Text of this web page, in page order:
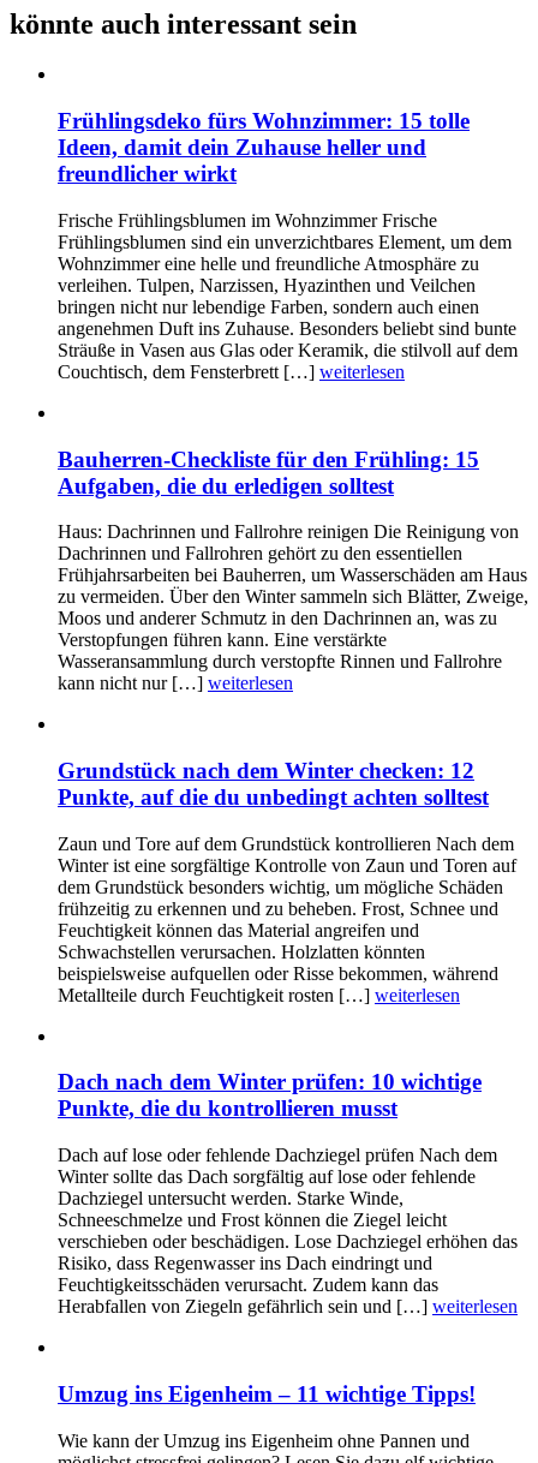
könnte auch interessant sein
Frühlingsdeko fürs Wohnzimmer: 15 tolle
Ideen, damit dein Zuhause heller und
freundlicher wirkt
Frische Frühlingsblumen im Wohnzimmer Frische
Frühlingsblumen sind ein unverzichtbares Element, um dem
Wohnzimmer eine helle und freundliche Atmosphäre zu
verleihen. Tulpen, Narzissen, Hyazinthen und Veilchen
bringen nicht nur lebendige Farben, sondern auch einen
angenehmen Duft ins Zuhause. Besonders beliebt sind bunte
Sträuße in Vasen aus Glas oder Keramik, die stilvoll auf dem
Couchtisch, dem Fensterbrett […] weiterlesen
Bauherren-Checkliste für den Frühling: 15
Aufgaben, die du erledigen solltest
Haus: Dachrinnen und Fallrohre reinigen Die Reinigung von
Dachrinnen und Fallrohren gehört zu den essentiellen
Frühjahrsarbeiten bei Bauherren, um Wasserschäden am Haus
zu vermeiden. Über den Winter sammeln sich Blätter, Zweige,
Moos und anderer Schmutz in den Dachrinnen an, was zu
Verstopfungen führen kann. Eine verstärkte
Wasseransammlung durch verstopfte Rinnen und Fallrohre
kann nicht nur […] weiterlesen
Grundstück nach dem Winter checken: 12
Punkte, auf die du unbedingt achten solltest
Zaun und Tore auf dem Grundstück kontrollieren Nach dem
Winter ist eine sorgfältige Kontrolle von Zaun und Toren auf
dem Grundstück besonders wichtig, um mögliche Schäden
frühzeitig zu erkennen und zu beheben. Frost, Schnee und
Feuchtigkeit können das Material angreifen und
Schwachstellen verursachen. Holzlatten könnten
beispielsweise aufquellen oder Risse bekommen, während
Metallteile durch Feuchtigkeit rosten […] weiterlesen
Dach nach dem Winter prüfen: 10 wichtige
Punkte, die du kontrollieren musst
Dach auf lose oder fehlende Dachziegel prüfen Nach dem
Winter sollte das Dach sorgfältig auf lose oder fehlende
Dachziegel untersucht werden. Starke Winde,
Schneeschmelze und Frost können die Ziegel leicht
verschieben oder beschädigen. Lose Dachziegel erhöhen das
Risiko, dass Regenwasser ins Dach eindringt und
Feuchtigkeitsschäden verursacht. Zudem kann das
Herabfallen von Ziegeln gefährlich sein und […] weiterlesen
Umzug ins Eigenheim – 11 wichtige Tipps!
Wie kann der Umzug ins Eigenheim ohne Pannen und